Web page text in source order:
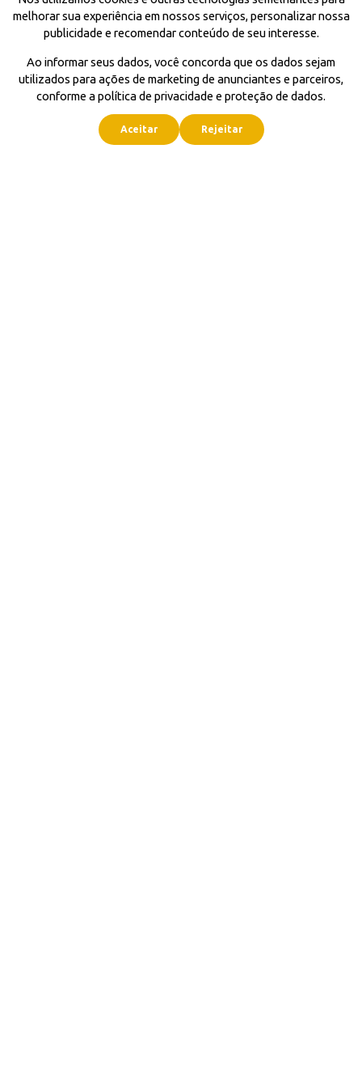
melhorar sua experiência em nossos serviços, personalizar nossa
publicidade e recomendar conteúdo de seu interesse.
Ao informar seus dados, você concorda que os dados sejam
utilizados para ações de marketing de anunciantes e parceiros,
conforme a política de privacidade e proteção de dados.
Aceitar Rejeitar